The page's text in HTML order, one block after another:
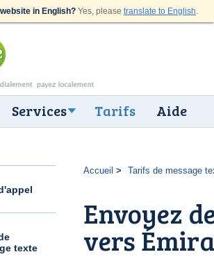
in English? Yes, please translate to English.
Services Tarifs Aide
texte
Accueil Tarifs de message
Envoyez
vers